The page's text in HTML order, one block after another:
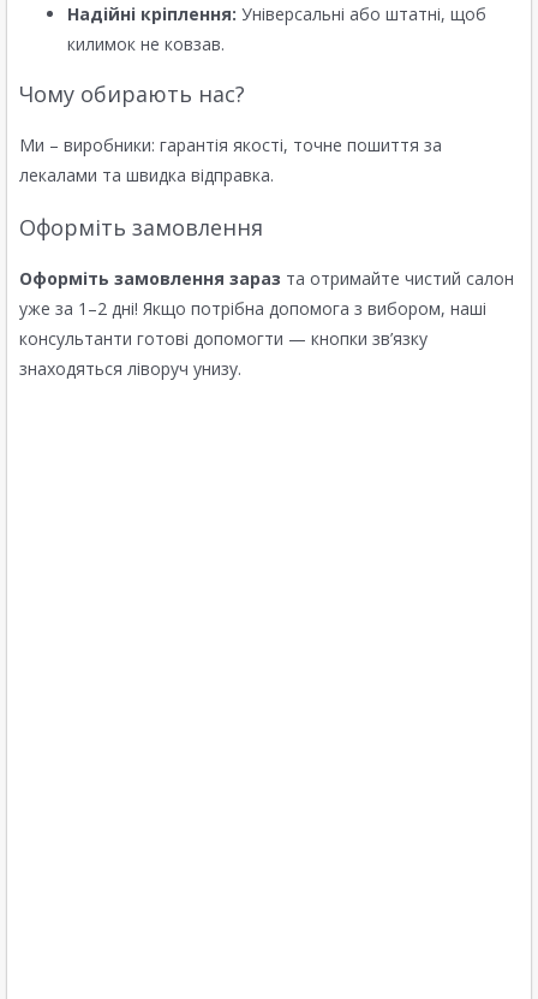
Надійні кріплення: Універсальні або штатні, щоб
килимок не ковзав.
Чому обирають нас?
Ми – виробники: гарантія якості, точне пошиття за
лекалами та швидка відправка.
Оформіть замовлення
Оформіть замовлення зараз та отримайте чистий салон
уже за 1–2 дні! Якщо потрібна допомога з вибором, наші
консультанти готові допомогти — кнопки зв’язку
знаходяться ліворуч унизу.